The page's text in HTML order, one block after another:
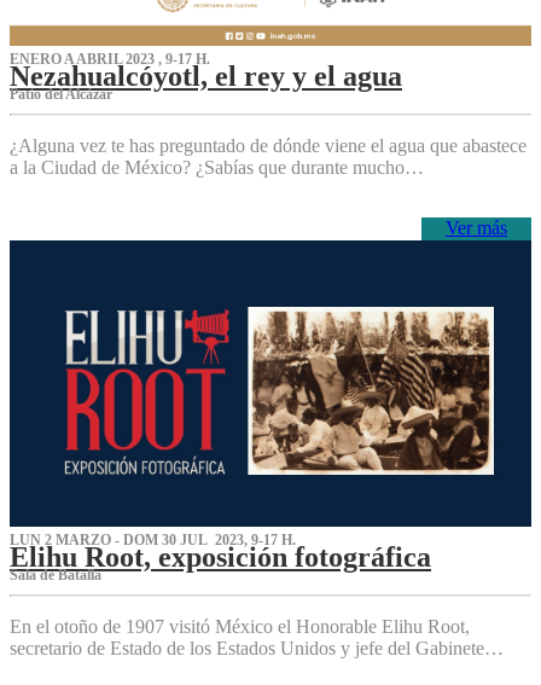
ENERO A ABRIL 2023 , 9-17 H.
Nezahualcóyotl, el rey y el agua
Patio del Alcázar
¿Alguna vez te has preguntado de dónde viene el agua que abastece
a la Ciudad de México? ¿Sabías que durante mucho…
Ver más
LUN 2 MARZO - DOM 30 JUL 2023, 9-17 H.
Elihu Root, exposición fotográfica
Sala de Batalla
En el otoño de 1907 visitó México el Honorable Elihu Root,
secretario de Estado de los Estados Unidos y jefe del Gabinete…